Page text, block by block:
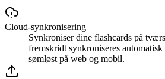
Cloud-synkronisering
Synkroniser dine flashcards på
fremskridt synkroniseres
sømløst på web og mobil.